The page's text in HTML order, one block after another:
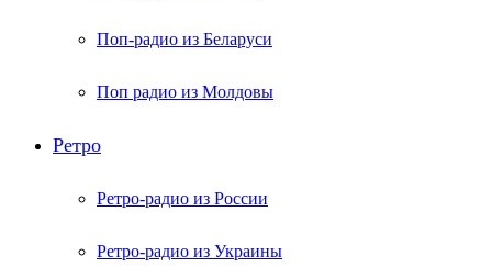
Поп-радио из Беларуси
Поп радио из Молдовы
Ретро
Ретро-радио из России
Ретро-радио из Украины